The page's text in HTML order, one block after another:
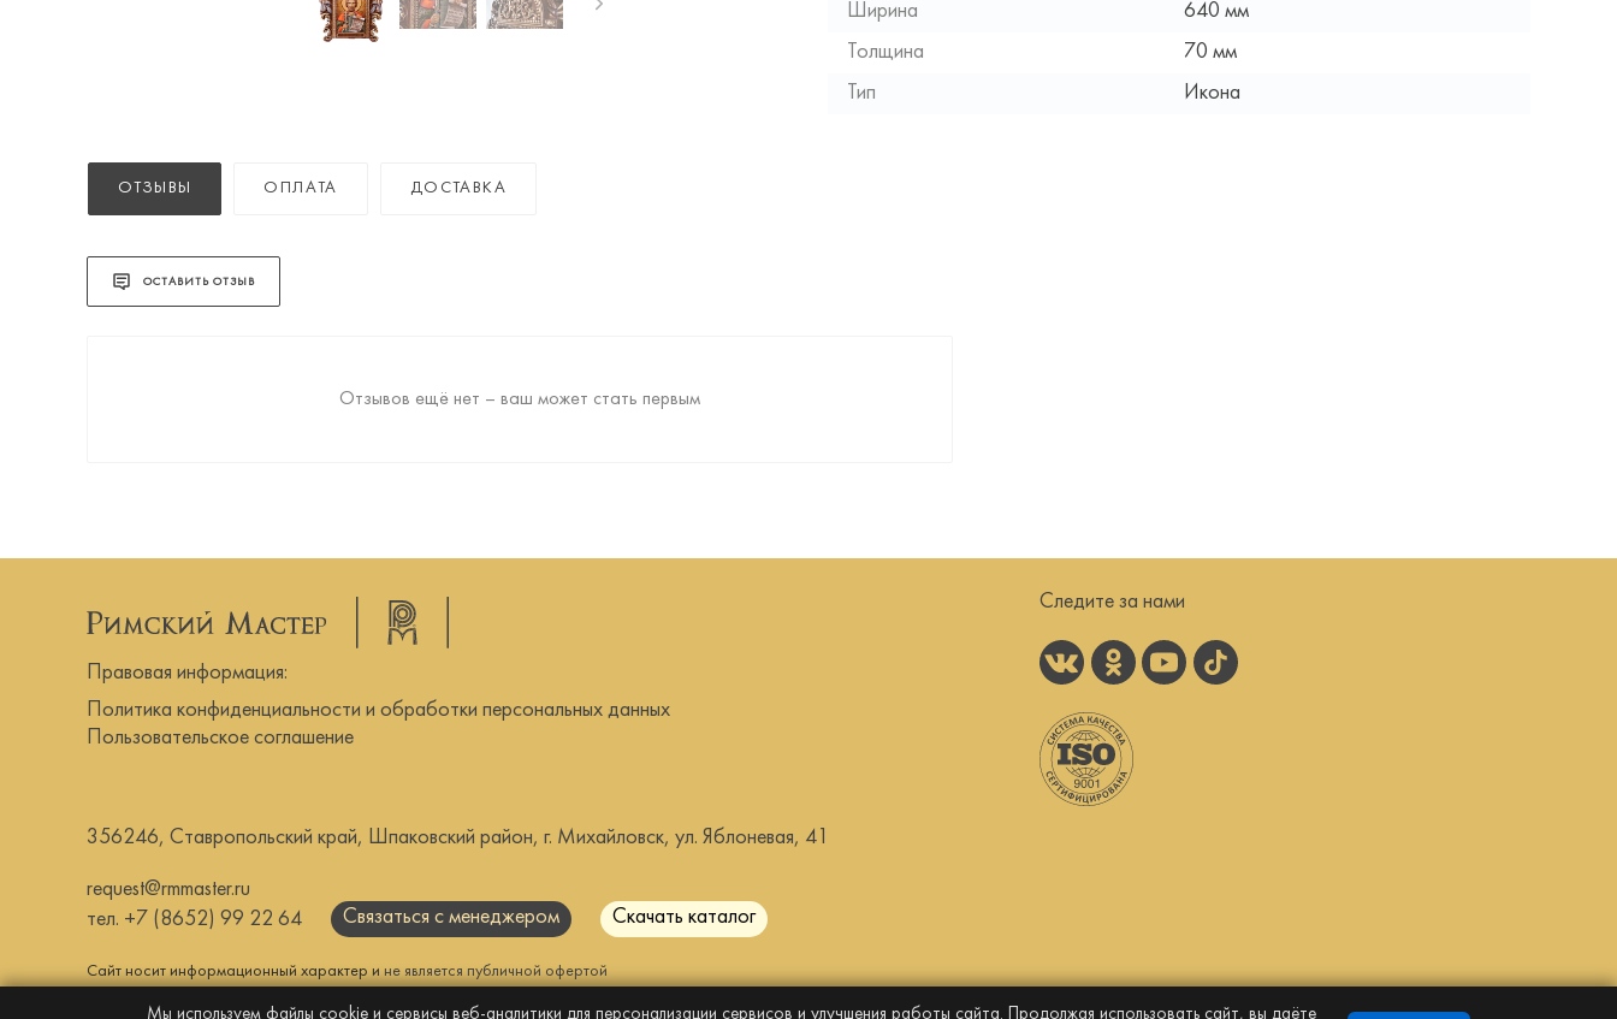
Ширина
640 мм
Толщина
70 мм
Тип
Икона
ОТЗЫВЫ ОПЛАТА ДОСТАВКА
ОСТАВИТЬ ОТЗЫВ
Отзывов ещё нет – ваш может стать первым
Правовая информация:
Политика конфиденциальности и обработки персональных данных
Пользовательское соглашение
356246, Ставропольский край, Шпаковский район, г. Михайловск, ул. Яблоневая, 41
request@rmmaster.ru
тел. +7 (8652) 99 22 64 Связаться с менеджером Скачать каталог
Сайт носит информационный характер и не является публичной офертой
Следите за нами
Мы используем файлы cookie и сервисы веб-аналитики для персонализации сервисов и улучшения работы сайта. Продолжая использовать сайт, вы даёте